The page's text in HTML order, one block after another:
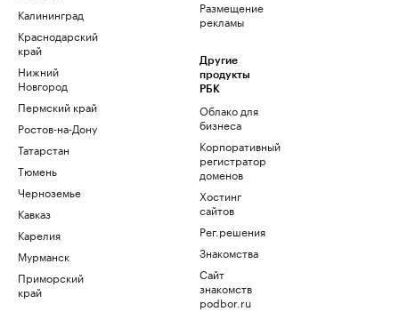
Калининград
Краснодарский
край
Нижний
Новгород
Пермский край
Ростов-на-Дону
Татарстан
Тюмень
Черноземье
Кавказ
Карелия
Мурманск
Приморский
край
Размещение
рекламы
Другие
продукты
РБК
Облако для
бизнеса
Корпоративный
регистратор
доменов
Хостинг
сайтов
Рег.решения
Знакомства
Сайт
знакомств
podbor.ru